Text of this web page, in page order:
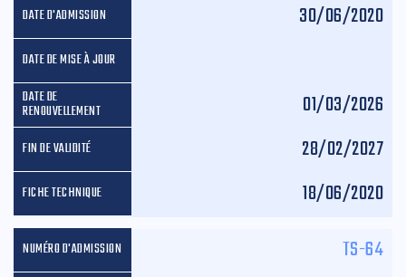
30/06/2020
01/03/2026
28/02/2027
18/06/2020
TS-64